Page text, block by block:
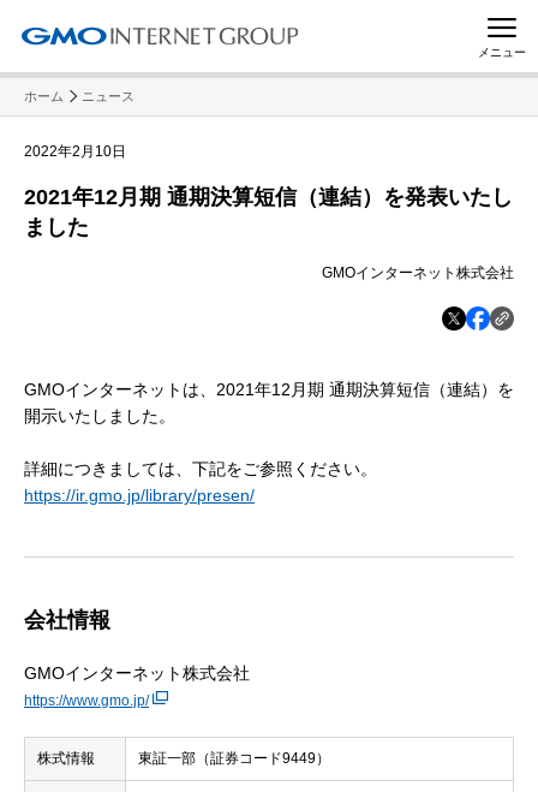
メニュー
ホーム ニュース
2022年2月10日
2021年12月期 通期決算短信（連結）を発表いたし
ました
GMOインターネット株式会社
GMOインターネットは、2021年12月期 通期決算短信（連結）を
開示いたしました。
詳細につきましては、下記をご参照ください。
https://ir.gmo.jp/library/presen/
会社情報
GMOインターネット株式会社
https://www.gmo.jp/
株式情報 東証一部（証券コード9449）